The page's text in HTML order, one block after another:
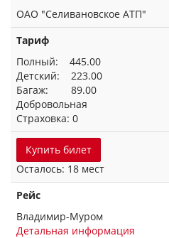
ОАО "Селивановское АТП"
Тариф
Полный: 445.00
Детский: 223.00
Багаж: 89.00
Добровольная
Страховка: 0
Купить билет
Осталось: 18 мест
Рейс
Владимир-Муром
Детальная информация